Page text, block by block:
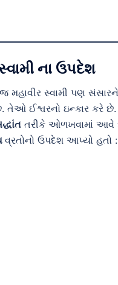
ના ઉપદેશ
મહાવીર સ્વામી પણ
તેઓ ઈશ્વરનો ઇન્કાર કરે
તરીકે ઓળખવામાં આવે
વ્રતોનો ઉપદેશ આપ્યો હતો :